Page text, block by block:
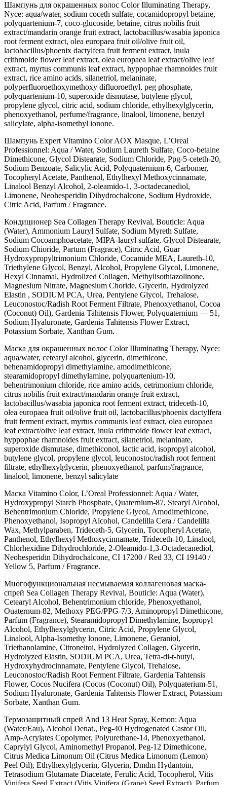
Шампунь для окрашенных волос Color Illuminating Therapy,
Nyce: aqua/water, sodium coceth sulfate, cocamidopropyl betaine,
polyquartenium-7, coco-glucoside, betaine, citrus nobilis fruit
extract/mandarin orange fruit extract, lactobacillus/wasabia japonica
root ferment extract, olea europaea fruit oil/olive fruit oil,
lactobacillus/phoenix dactylfera fruit ferment extract, inula
crithmoide flower leaf extract, olea europaea leaf extract/olive leaf
extract, myrtus communis leaf extract, hyppophae rhamnoides fruit
extract, rice amino acids, silanetriol, melaninate,
polyperfluoroethoxymethoxy difluoroethyl, peg phosphate,
polyquartenium-10, superoxide dismutase, butylene glycol,
propylene glycol, citric acid, sodium chloride, ethylhexylglycerin,
phenoxyethanol, perfume/fragrance, linalool, limonene, benzyl
salicylate, alpha-isomethyl ionone.
Шампунь Expert Vitamino Color AOX Masque, L’Oreal
Professionnel: Aqua / Water, Sodium Laureth Sulfate, Coco-betaine
Dimethicone, Glycol Distearate, Sodium Chloride, Ppg-5-ceteth-20,
Sodium Benzoate, Salicylic Acid, Polyquaternium-6, Carbomer,
Tocopheryl Acetate, Panthenol, Ethylhexyl Methoxycinnamate,
Linalool Benzyl Alcohol, 2-oleamido-1, 3-octadecanediol,
Limonene, Neohesperidin Dihydrochalcone, Sodium Hydroxide,
Citric Acid, Parfum / Fragrance.
Кондиционер Sea Collagen Therapy Revival, Bouticle: Aqua
(Water), Ammonium Lauryl Sulfate, Sodium Myreth Sulfate,
Sodium Cocoamphoacetate, MIPA-lauryl sulfate, Glycol Distearate,
Sodium Chioride, Partum (Fragrace), Citric Acid, Guar
Hydroxypropyltrimonium Chloride, Cocamide MEA, Laureth-10,
Triethylene Glycol, Benzyl, Alcohol, Propylene Glycol, Limonene,
Hexyl Cinnamal, Hydrolized Collagen, Methylisothiazolinone,
Magnesium Nitrate, Magnesium Choride, Glycerin, Hydrolyzed
Elastin , SODIUM PCA, Urea, Pentylene Glycol, Trehalose,
Leuconostoc/Radish Root Ferment Filtrate, Phenoxyethanol, Cocoa
(Coconut) Oil), Gardenia Tahitensis Flower, Polyquaternium — 51,
Sodium Hyaluronate, Gardenia Tahitensis Flower Extract,
Potassium Sorbate, Xanthan Gum.
Маска для окрашенных волос Color Illuminating Therapy, Nyce:
aqua/water, cetearyl alcohol, glycerin, dimethicone,
behenamidopropyl dimethylamine, amodimethicone,
stearamidopropyl dimethylamine, polyquartenium-10,
behentrimonium chloride, rice amino acids, cetrimonium chloride,
citrus nobilis fruit extract/mandarin orange fruit extract,
lactobacillus/wasabia japonica root ferment extract, trideceth-10,
olea europaea fruit oil/olive fruit oil, lactobacillus/phoenix dactylfera
fruit ferment extract, myrtus communis leaf extract, olea europaea
leaf extract/olive leaf extract, inula crithmoide flower leaf extract,
hyppophae rhamnoides fruit extract, silanetriol, melaninate,
superoxide dismutase, dimethiconol, lactic acid, isopropyl alcohol,
butylene glycol, propylene glycol, leuconostoc/radish root ferment
filtrate, ethylhexylglycerin, phenoxyethanol, parfum/fragrance,
linalool, limonene, benzyl salicylate
Маска Vitamino Color, L’Oreal Professionnel: Aqua / Water,
Hydroxypropyl Starch Phosphate, Quaternium-87, Stearyl Alcohol,
Behentrimonium Chloride, Propylene Glycol, Amodimethicone,
Phenoxyethanol, Isopropyl Alcohol, Candelilla Cera / Candelilla
Wax, Methylparaben, Trideceth-5, Glycerin, Tocopheryl Acetate,
Panthenol, Ethylhexyl Methoxycinnamate, Trideceth-10, Linalool,
Chlorhexidine Dihydrochloride, 2-Oleamido-1,3-Octadecanediol,
Neohesperidin Dihydrochalcone, CI 17200 / Red 33, CI 19140 /
Yellow 5, Parfum / Fragrance.
Многофункциональная несмываемая коллагеновая маска-
спрей Sea Collagen Therapy Revival, Bouticle: Aqua (Water),
Cetearyl Alcohol, Behentrimonium chloride, Phenoxyethanol,
Ouaternum-82, Methoxy PEG/PPG-7/3, Aminopropyl Dimethicone,
Parfum (Fragrance), Stearamidopropyl Dimethylamine, Isopropyl
Alcohol, Ethylhexylglycerin, Citric Acid, Propylene Glycol,
Linalool, Alpha-Isomethy lonone, Limonene, Geraniol,
Triethanolamine, Citroneitoi, Hydrolyzed Collagen, Giycerin,
Hydroiyzed Elastin, SODIUM PCA, Urea, Tetra-di-t-butyl,
Hydroxyhydrocinnamate, Pentylene Glycol, Trehalose,
Leuconostoc/Radish Root Ferment Filtrate, Gardenia Tahtensis
Flower, Cocos Nucifera (Cocos (Coconut) Oil), Polyquaterium-51,
Sodium Hyaluronate, Gardenia Tahtensis Flower Extract, Potassium
Sorbate, Xanthan Gum.
Термозащитный спрей And 13 Heat Spray, Kemon: Aqua
(Water/Eau), Alcohol Denat., Peg-40 Hydrogenated Castor Oil,
Amp-Acrylates Copolymer, Polyurethane-14, Phenoxyethanol,
Caprylyl Glycol, Aminomethyl Propanol, Peg-12 Dimethicone,
Citrus Medica Limonum Oil (Citrus Medica Limonum (Lemon)
Peel Oil), Ethylhexylglycerin, Glycerin, Dmdm Hydantoin,
Tetrasodium Glutamate Diacetate, Ferulic Acid, Tocopherol, Vitis